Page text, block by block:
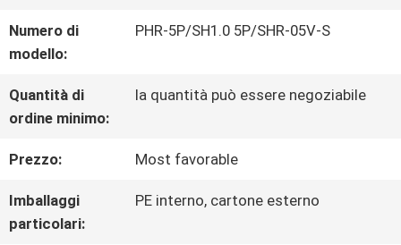
VISITA
DELLA
FABBRICA
CONTROLLO
DELLA
Numero di
modello:
PHR-5P/SH1.0 5P/SHR-05V-S
Quantità di
ordine minimo:
la quantità può essere negoziabile
Prezzo: Most favorable
Imballaggi
particolari:
PE interno, cartone esterno